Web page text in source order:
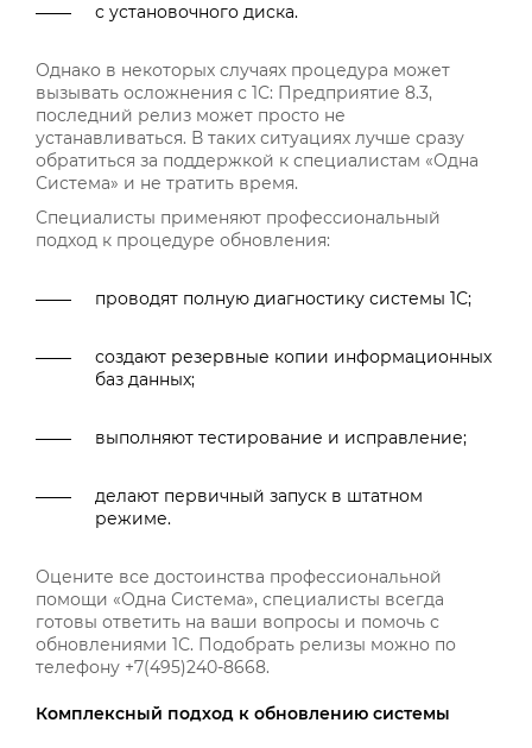
с установочного диска.
Однако в некоторых случаях процедура может
вызывать осложнения с 1С: Предприятие 8.3,
последний релиз может просто не
устанавливаться. В таких ситуациях лучше сразу
обратиться за поддержкой к специалистам «Одна
Система» и не тратить время.
Специалисты применяют профессиональный
подход к процедуре обновления:
проводят полную диагностику системы 1С;
создают резервные копии информационных
баз данных;
выполняют тестирование и исправление;
делают первичный запуск в штатном
режиме.
Оцените все достоинства профессиональной
помощи «Одна Система», специалисты всегда
готовы ответить на ваши вопросы и помочь с
обновлениями 1С. Подобрать релизы можно по
телефону +7(495)240-8668.
Комплексный подход к обновлению системы